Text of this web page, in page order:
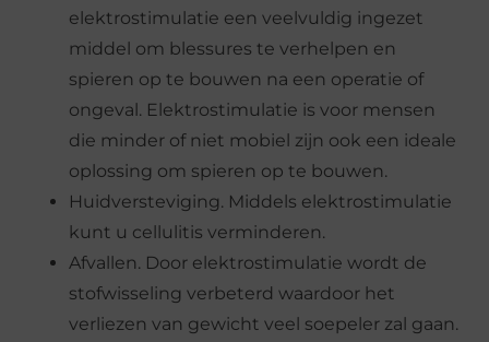
elektrostimulatie een veelvuldig ingezet
middel om blessures te verhelpen en
spieren op te bouwen na een operatie of
ongeval. Elektrostimulatie is voor mensen
die minder of niet mobiel zijn ook een ideale
oplossing om spieren op te bouwen.
Huidversteviging. Middels elektrostimulatie
kunt u cellulitis verminderen.
Afvallen. Door elektrostimulatie wordt de
stofwisseling verbeterd waardoor het
verliezen van gewicht veel soepeler zal gaan.